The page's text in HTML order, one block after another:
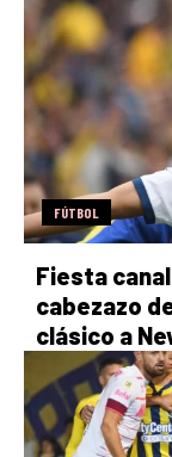
FÚTBOL
Fiesta
cabezazo
clásico a